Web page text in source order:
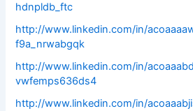
hdnpldb_ftc
http://www.linkedin.com/in/
f9a_nrwabgqk
http://www.linkedin.com/in/
vwfemps636ds4
http://www.linkedin.com/in/